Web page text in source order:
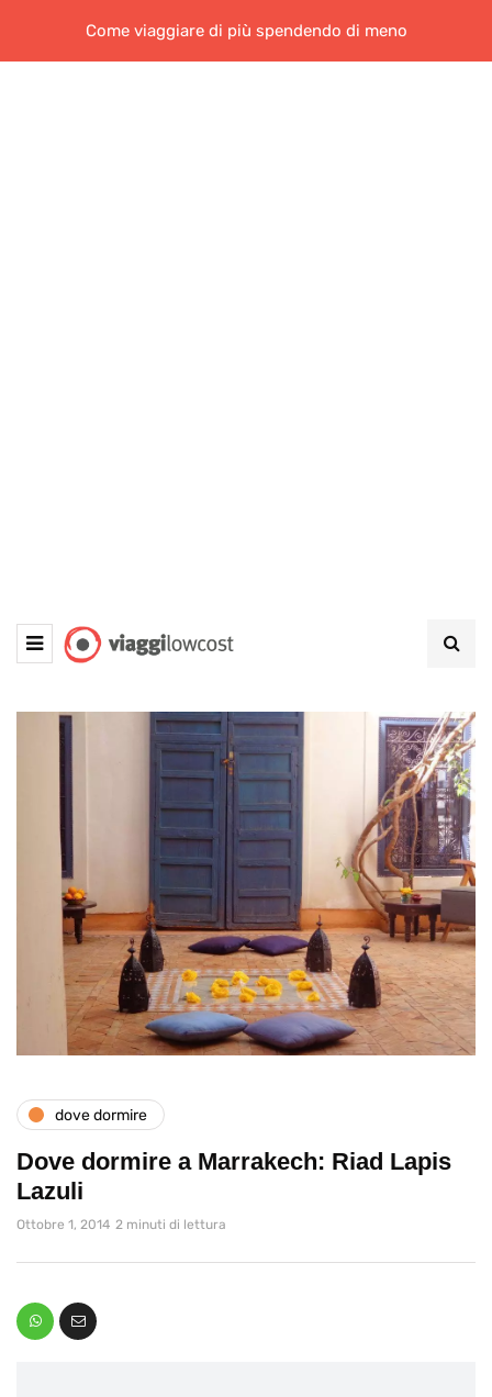
Come viaggiare di più spendendo di meno
dove dormire
Dove dormire a Marrakech: Riad Lapis
Lazuli
Ottobre 1, 2014 2 minuti di lettura